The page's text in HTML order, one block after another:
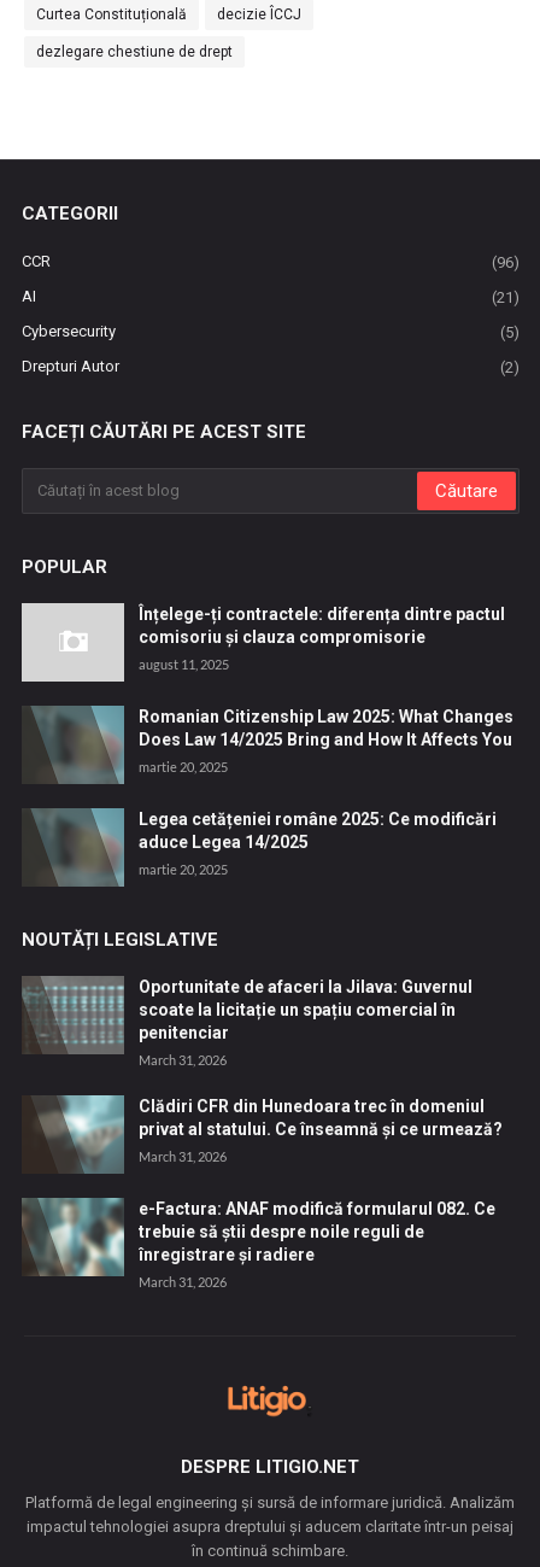
Curtea Constituțională decizie ÎCCJ
dezlegare chestiune de drept
CATEGORII
CCR
(96)
AI
(21)
Cybersecurity
(5)
Drepturi Autor
(2)
FACEȚI CĂUTĂRI PE ACEST SITE
POPULAR
Înțelege-ți contractele: diferența dintre pactul
comisoriu și clauza compromisorie
august 11, 2025
Romanian Citizenship Law 2025: What Changes
Does Law 14/2025 Bring and How It Affects You
martie 20, 2025
Legea cetățeniei române 2025: Ce modificări
aduce Legea 14/2025
martie 20, 2025
NOUTĂȚI LEGISLATIVE
Oportunitate de afaceri la Jilava: Guvernul
scoate la licitație un spațiu comercial în
penitenciar
March 31, 2026
Clădiri CFR din Hunedoara trec în domeniul
privat al statului. Ce înseamnă și ce urmează?
March 31, 2026
e-Factura: ANAF modifică formularul 082. Ce
trebuie să știi despre noile reguli de
înregistrare și radiere
March 31, 2026
DESPRE LITIGIO.NET
Platformă de legal engineering și sursă de informare juridică. Analizăm
impactul tehnologiei asupra dreptului și aducem claritate într-un peisaj
în continuă schimbare.